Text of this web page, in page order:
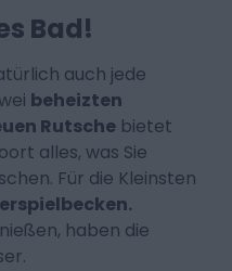
Bad!
auch jede
beheizten
Rutsche bietet
alles, was Sie
Für die Kleinsten
haben die